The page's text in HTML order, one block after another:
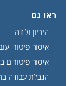
ראו גם
היריון ולידה
איסור פיטורי
איסור פיטורים
הגבלת עבודה